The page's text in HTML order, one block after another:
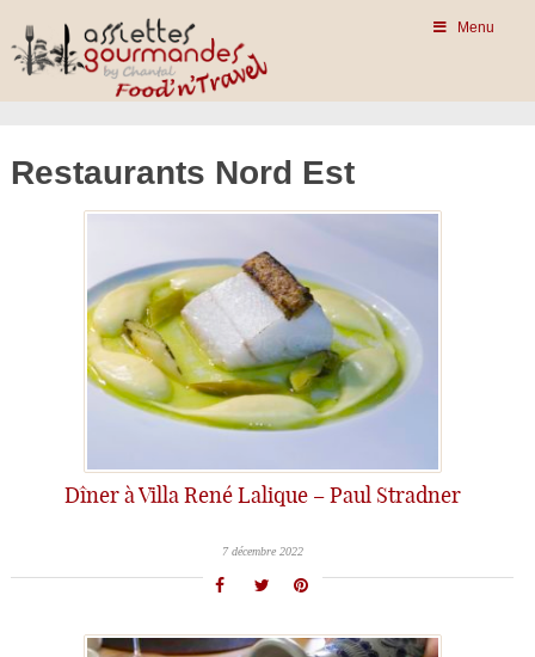
Menu
Restaurants Nord Est
Dîner à Villa René Lalique – Paul Stradner
7 décembre 2022